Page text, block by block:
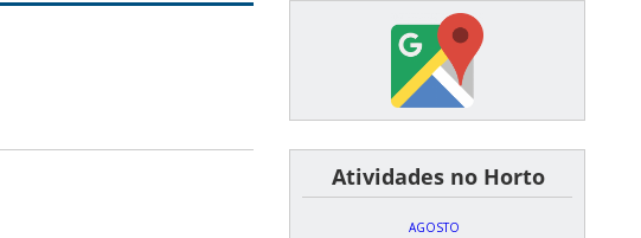
͏ ͏ ͏ ͏ ͏ ͏Atividades no Horto
AGOSTO